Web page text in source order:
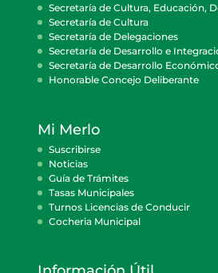
Secretaría de Cultura, Educación,
Secretaría de Cultura
Secretaría de Delegaciones
Secretaría de Desarrollo e
Secretaría de Desarrollo
Honorable Concejo Deliberante
Mi Merlo
Suscribirse
Noticias
Guía de Trámites
Tasas Municipales
Turnos Licencias de Conducir
Cocheria Municipal